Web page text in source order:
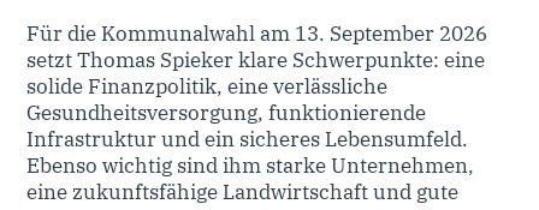
Für die Kommunalwahl am 13. September 2026
setzt Thomas Spieker klare Schwerpunkte: eine
solide Finanzpolitik, eine verlässliche
Gesundheitsversorgung, funktionierende
Infrastruktur und ein sicheres Lebensumfeld.
Ebenso wichtig sind ihm starke Unternehmen,
eine zukunftsfähige Landwirtschaft und gute